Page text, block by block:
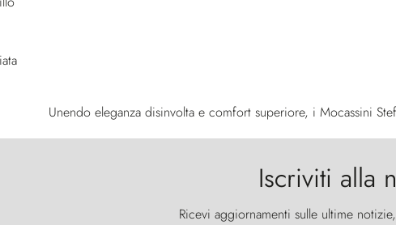
Unendo eleganza disinvolta e comfort superiore, i Mocassini
Iscriviti alla
Ricevi aggiornamenti sulle ultime